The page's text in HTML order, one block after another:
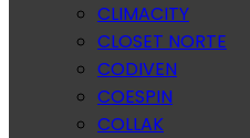
CLIMACITY
CLOSET NORTE
CODIVEN
COESPIN
COLLAK